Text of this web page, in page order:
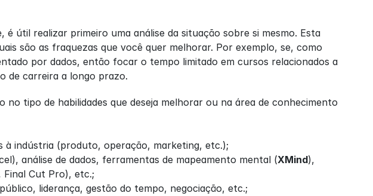
útil realizar primeiro uma análise da situação sobre si mesmo. Esta
são as fraquezas que você quer melhorar. Por exemplo, se, como
por dados, então focar o tempo limitado em cursos relacionados a
de carreira a longo prazo.
tipo de habilidades que deseja melhorar ou na área de conhecimento
à indústria (produto, operação, marketing, etc.);
análise de dados, ferramentas de mapeamento mental (XMind),
Cut Pro), etc.;
liderança, gestão do tempo, negociação, etc.;